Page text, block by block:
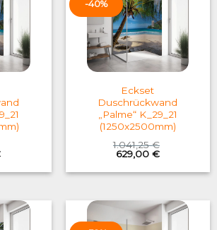
Current
is:
-40%
Eckset
Duschrückwand
„Palme“ K_29_21
(1250x2500mm)
1.041,25€
Original
price
was:
629,00 €Current
is: